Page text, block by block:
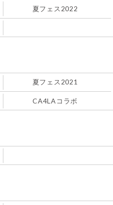
夏フェス2022
夏フェス2021
CA4LAコラボ